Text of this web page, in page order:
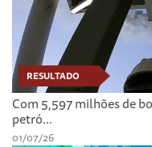
RESULTADO
Com 5,597 milhões de
petró...
01/07/26